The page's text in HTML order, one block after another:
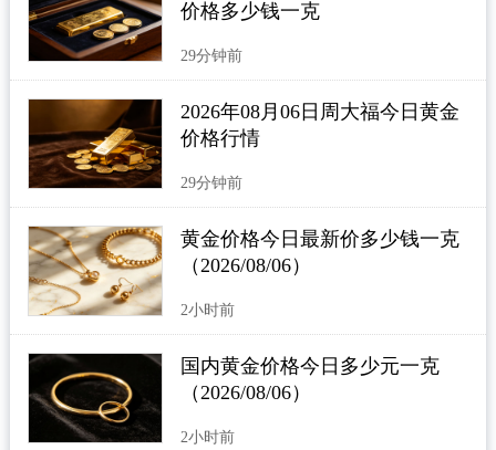
价格多少钱一克
29分钟前
2026年08月06日周大福今日黄金
价格行情
29分钟前
黄金价格今日最新价多少钱一克
（2026/08/06）
2小时前
国内黄金价格今日多少元一克
（2026/08/06）
2小时前